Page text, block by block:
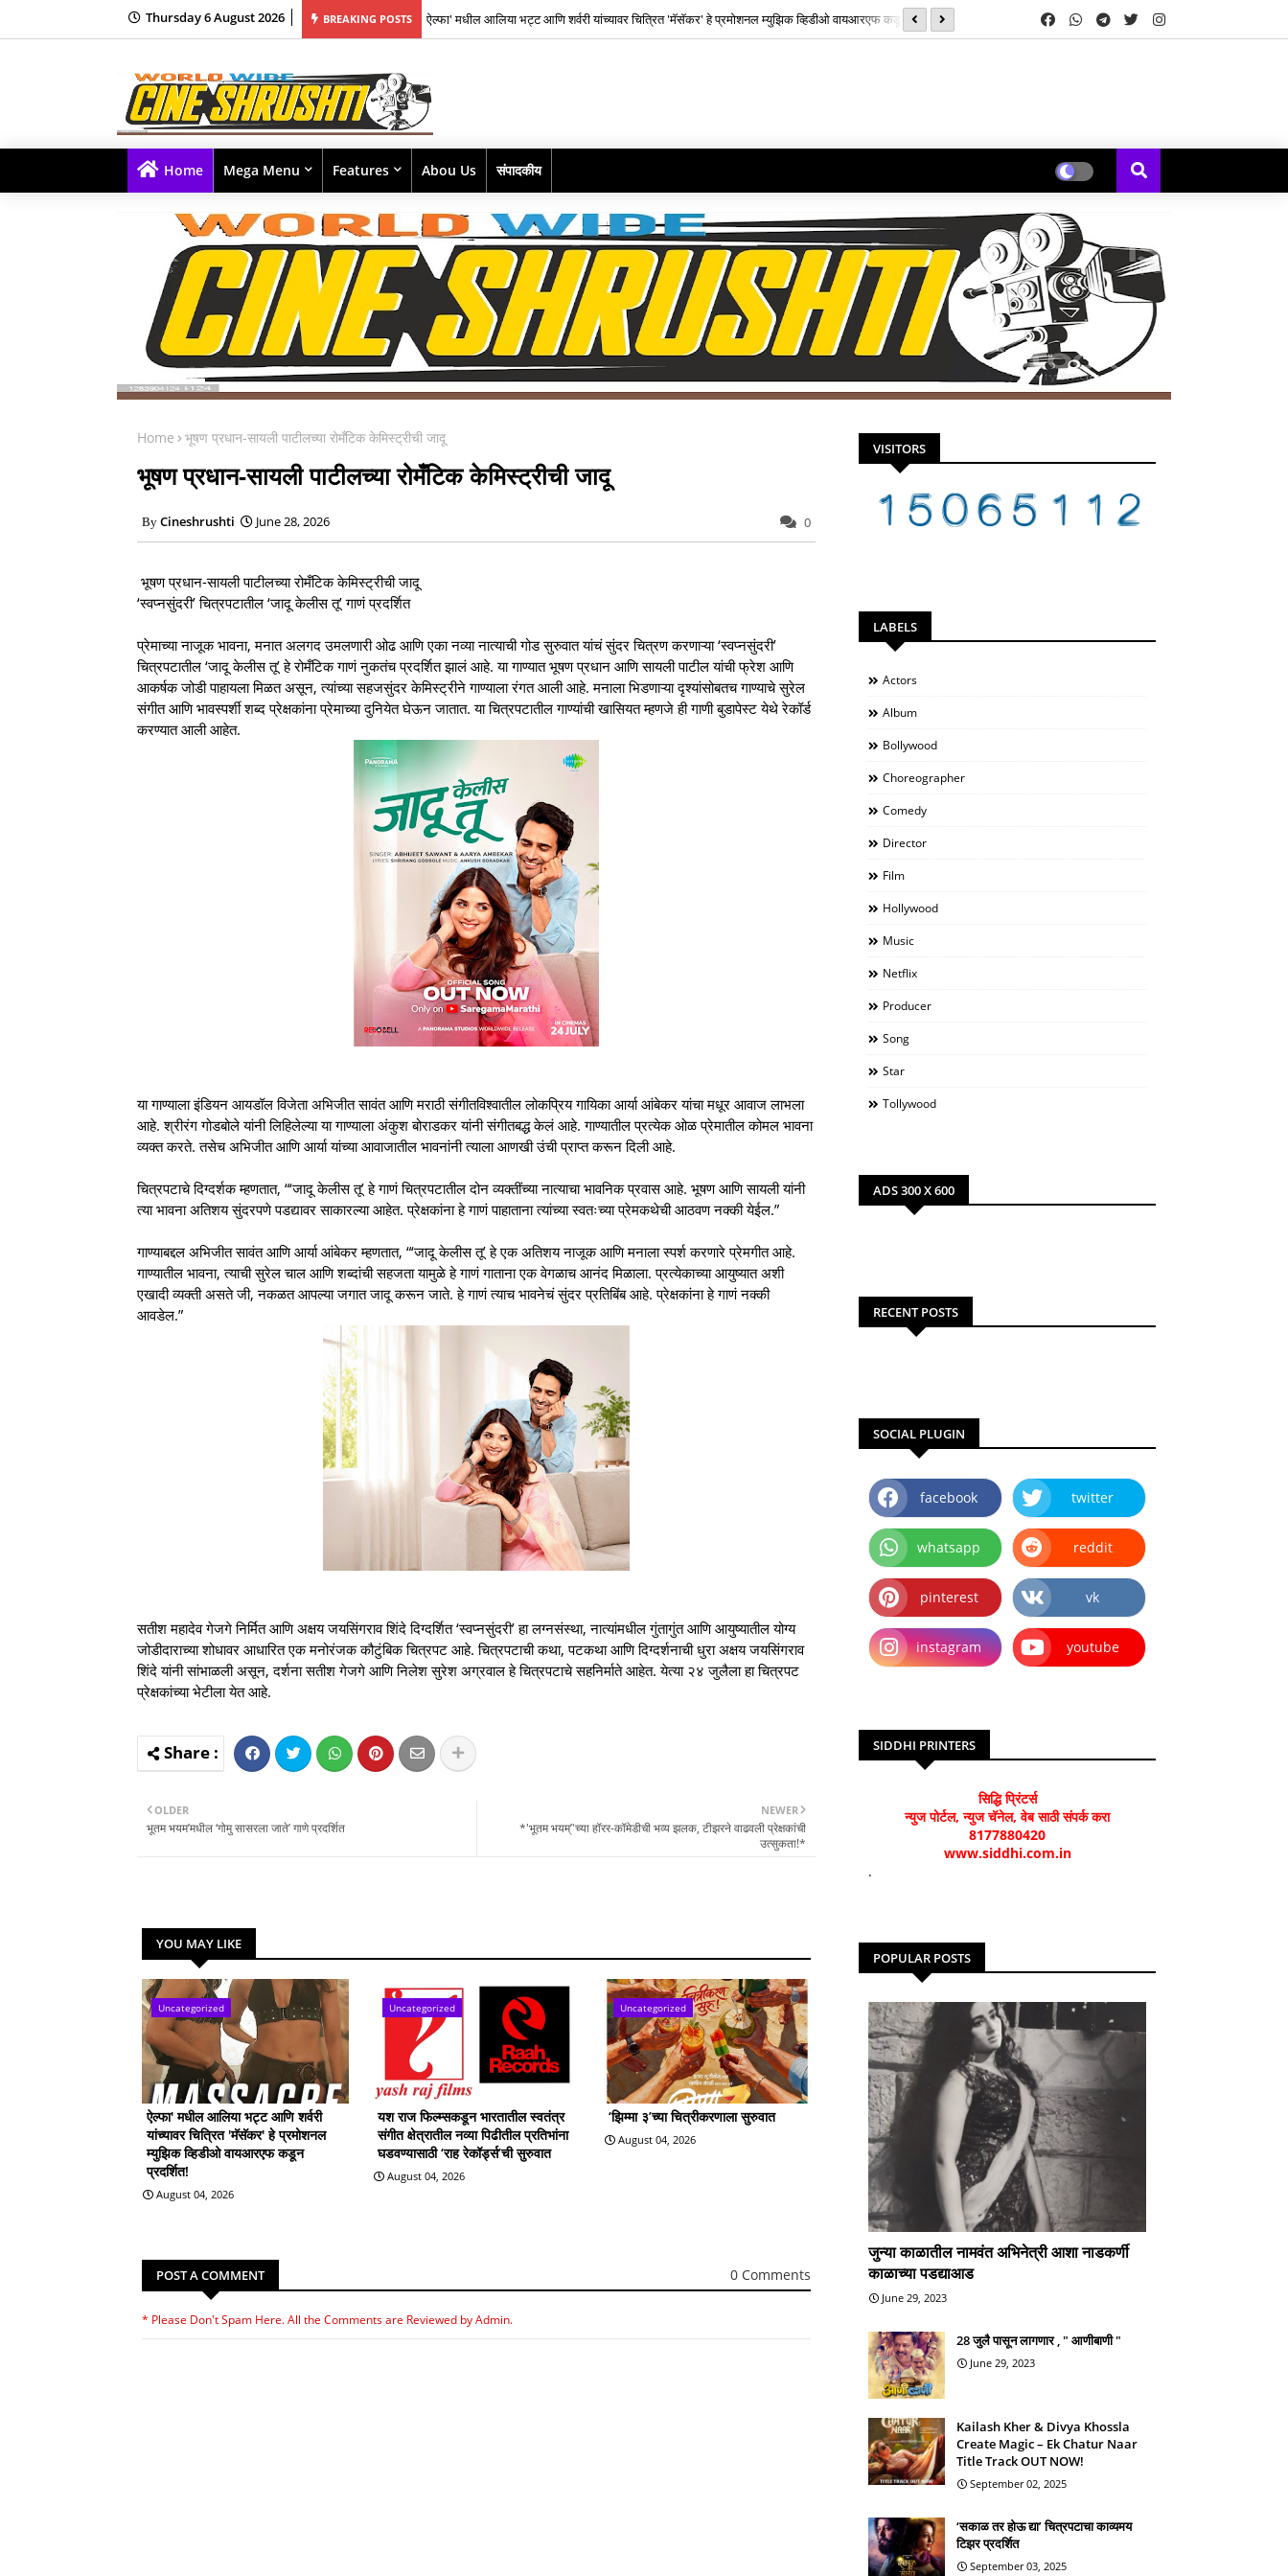
Thursday 6 August 2026 BREAKING POSTS यश राज फिल्म्सकडून भारतातील स्वतंत्र संगीत क्षेत्रातील नव्या पिढीतील प्रतिभांना घडवण्यासाठी ‘राह रेकॉर्ड्स’ची सुरुवात ‘झिम्मा ३’च्या चित्रीकरणाला सुरुवात
Home Mega Menu Features Abou Us संपादकीय
Home भूषण प्रधान-सायली पाटीलच्या रोमँटिक केमिस्ट्रीची जादू
भूषण प्रधान-सायली पाटीलच्या रोमँटिक केमिस्ट्रीची जादू
Cineshrushti June 28, 2026 0
भूषण प्रधान-सायली पाटीलच्या रोमँटिक केमिस्ट्रीची जादू
‘स्वप्नसुंदरी’ चित्रपटातील ‘जादू केलीस तू’ गाणं प्रदर्शित
प्रेमाच्या नाजूक भावना, मनात अलगद उमलणारी ओढ आणि एका नव्या नात्याची गोड सुरुवात यांचं सुंदर चित्रण करणाऱ्या ‘स्वप्नसुंदरी’
चित्रपटातील ‘जादू केलीस तू’ हे रोमँटिक गाणं नुकतंच प्रदर्शित झालं आहे. या गाण्यात भूषण प्रधान आणि सायली पाटील यांची फ्रेश आणि
आकर्षक जोडी पाहायला मिळत असून, त्यांच्या सहजसुंदर केमिस्ट्रीने गाण्याला रंगत आली आहे. मनाला भिडणाऱ्या दृश्यांसोबतच गाण्याचे सुरेल
संगीत आणि भावस्पर्शी शब्द प्रेक्षकांना प्रेमाच्या दुनियेत घेऊन जातात. या चित्रपटातील गाण्यांची खासियत म्हणजे ही गाणी बुडापेस्ट येथे रेकॉर्ड
करण्यात आली आहेत.
या गाण्याला इंडियन आयडॉल विजेता अभिजीत सावंत आणि मराठी संगीतविश्वातील लोकप्रिय गायिका आर्या आंबेकर यांचा मधूर आवाज लाभला
आहे. श्रीरंग गोडबोले यांनी लिहिलेल्या या गाण्याला अंकुश बोराडकर यांनी संगीतबद्ध केलं आहे. गाण्यातील प्रत्येक ओळ प्रेमातील कोमल भावना
व्यक्त करते. तसेच अभिजीत आणि आर्या यांच्या आवाजातील भावनांनी त्याला आणखी उंची प्राप्त करून दिली आहे.
चित्रपटाचे दिग्दर्शक म्हणतात, “‘जादू केलीस तू’ हे गाणं चित्रपटातील दोन व्यक्तींच्या नात्याचा भावनिक प्रवास आहे. भूषण आणि सायली यांनी
त्या भावना अतिशय सुंदरपणे पडद्यावर साकारल्या आहेत. प्रेक्षकांना हे गाणं पाहाताना त्यांच्या स्वतःच्या प्रेमकथेची आठवण नक्की येईल.”
गाण्याबद्दल अभिजीत सावंत आणि आर्या आंबेकर म्हणतात, “‘जादू केलीस तू’ हे एक अतिशय नाजूक आणि मनाला स्पर्श करणारे प्रेमगीत आहे.
गाण्यातील भावना, त्याची सुरेल चाल आणि शब्दांची सहजता यामुळे हे गाणं गाताना एक वेगळाच आनंद मिळाला. प्रत्येकाच्या आयुष्यात अशी
एखादी व्यक्ती असते जी, नकळत आपल्या जगात जादू करून जाते. हे गाणं त्याच भावनेचं सुंदर प्रतिबिंब आहे. प्रेक्षकांना हे गाणं नक्की
आवडेल.”
सतीश महादेव गेजगे निर्मित आणि अक्षय जयसिंगराव शिंदे दिग्दर्शित ‘स्वप्नसुंदरी’ हा लग्नसंस्था, नात्यांमधील गुंतागुंत आणि आयुष्यातील योग्य
जोडीदाराच्या शोधावर आधारित एक मनोरंजक कौटुंबिक चित्रपट आहे. चित्रपटाची कथा, पटकथा आणि दिग्दर्शनाची धुरा अक्षय जयसिंगराव
शिंदे यांनी सांभाळली असून, दर्शना सतीश गेजगे आणि निलेश सुरेश अग्रवाल हे चित्रपटाचे सहनिर्माते आहेत. येत्या २४ जुलैला हा चित्रपट
प्रेक्षकांच्या भेटीला येत आहे.
NEWER
*'भूतम भयम्’'च्या हॉरर-कॉमेडीची भव्य झलक, टीझरने वाढवली प्रेक्षकांची
उत्सुकता!*
OLDER
भूतम भयम’मधील ‘गोमु सासरला जाते’ गाणे प्रदर्शित
YOU MAY LIKE
Uncategorized
ऐल्फा' मधील आलिया भट्ट आणि शर्वरी
यांच्यावर चित्रित 'मॅसॅकर' हे प्रमोशनल
म्युझिक व्हिडीओ वायआरएफ कडून
प्रदर्शित!
August 04, 2026
Uncategorized
यश राज फिल्म्सकडून भारतातील स्वतंत्र
संगीत क्षेत्रातील नव्या पिढीतील प्रतिभांना
घडवण्यासाठी ‘राह रेकॉर्ड्स’ची सुरुवात
August 04, 2026
Uncategorized
‘झिम्मा ३’च्या चित्रीकरणाला सुरुवात
August 04, 2026
POST A COMMENT 0 Comments
* Please Don't Spam Here. All the Comments are Reviewed by Admin.
VISITORS
LABELS
Actors
Album
Bollywood
Choreographer
Comedy
Director
Film
Hollywood
Music
Netflix
Producer
Song
Star
Tollywood
ADS 300 X 600
RECENT POSTS
SOCIAL PLUGIN
facebook twitter
whatsapp reddit
pinterest vk
instagram youtube
SIDDHI PRINTERS
सिद्धि प्रिंटर्स
न्युज पोर्टल, न्युज चॅनेल, वेब साठी संपर्क करा
8177880420
www.siddhi.com.in
.
POPULAR POSTS
जुन्या काळातील नामवंत अभिनेत्री आशा नाडकर्णी
काळाच्या पडद्याआड
June 29, 2023
28 जुलै पासून लागणार , " आणीबाणी "
June 29, 2023
Kailash Kher & Divya Khossla
Create Magic – Ek Chatur Naar
Title Track OUT NOW!
September 02, 2025
‘सकाळ तर होऊ द्या’ चित्रपटाचा काव्यमय
टिझर प्रदर्शित
September 03, 2025